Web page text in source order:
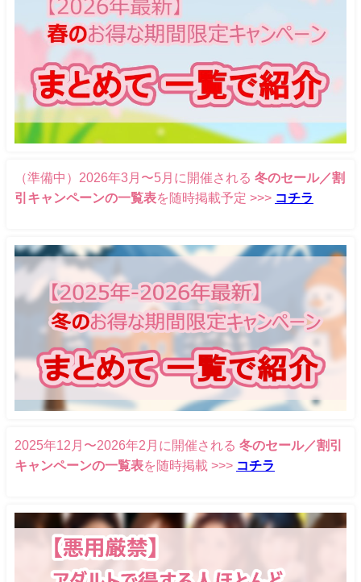
（準備中）2026年3月〜5月に開催される 冬のセール／割
引キャンペーンの一覧表を随時掲載予定 >>> コチラ
2025年12月〜2026年2月に開催される 冬のセール／割引
キャンペーンの一覧表を随時掲載 >>> コチラ